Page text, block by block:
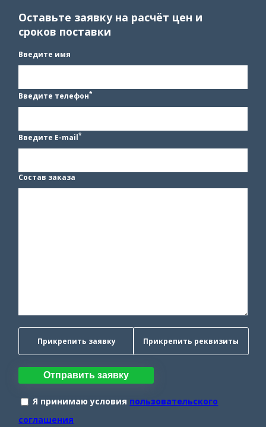
Оставьте заявку на расчёт цен и
сроков поставки
Введите имя
Введите телефон*
Введите E-mail*
Состав заказа
Прикрепить заявку Прикрепить реквизиты
Отправить заявку
Я принимаю условия пользовательского
соглашения